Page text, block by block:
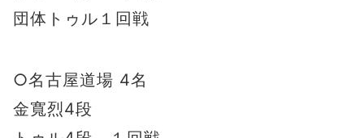
団体トゥル１回戦
○名古屋道場 4名
金寬烈4段